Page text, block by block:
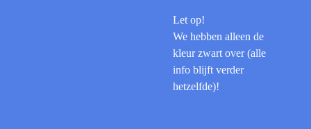
Let op!
We hebben alleen de
kleur zwart over (alle
info blijft verder
hetzelfde)!